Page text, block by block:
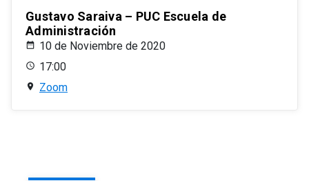
Gustavo Saraiva – PUC Escuela de
Administración
10 de Noviembre de 2020
17:00
Zoom